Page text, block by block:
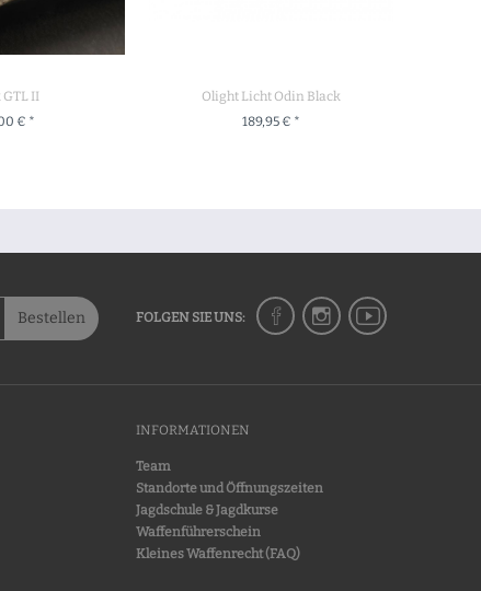
GTL II
€ *
Olight Licht Odin Black
189,95 € *
Bestellen FOLGEN SIE UNS:
INFORMATIONEN
Team
Standorte und Öffnungszeiten
Jagdschule & Jagdkurse
Waffenführerschein
Kleines Waffenrecht (FAQ)